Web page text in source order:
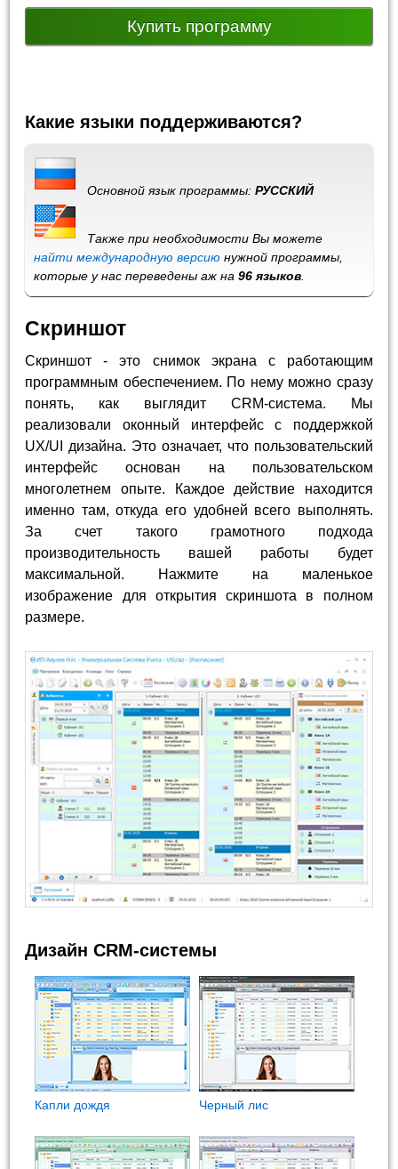
Купить программу
Какие языки поддерживаются?
Основной язык программы:РУССКИЙ
Также при необходимости Вы можете
найти международную версию нужной программы,
которые у нас переведены аж на96 языков
Скриншот
Скриншот - это снимок экрана с работающим
программным обеспечением. По нему можно сразу
понять, как выглядит CRM-система. Мы
реализовали оконный интерфейс с поддержкой
UX/UI дизайна. Это означает, что пользовательский
интерфейс основан на пользовательском
многолетнем опыте. Каждое действие находится
именно там, откуда его удобней всего выполнять.
За счет такого грамотного подхода
производительность вашей работы будет
максимальной. Нажмите на маленькое
изображение для открытия скриншота в полном
размере.
Дизайн CRM-системы
Капли дождя Черный лис